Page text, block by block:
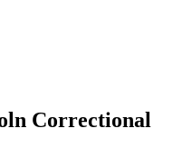
Correctional